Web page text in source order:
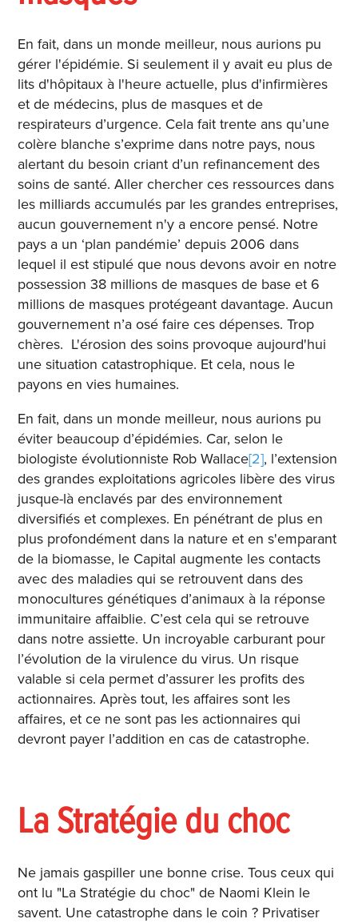
En fait, dans un monde meilleur, nous aurions pu
gérer l'épidémie. Si seulement il y avait eu plus de
lits d'hôpitaux à l'heure actuelle, plus d'infirmières
et de médecins, plus de masques et de
respirateurs d’urgence. Cela fait trente ans qu’une
colère blanche s’exprime dans notre pays, nous
alertant du besoin criant d’un refinancement des
soins de santé. Aller chercher ces ressources dans
les milliards accumulés par les grandes entreprises,
aucun gouvernement n'y a encore pensé. Notre
pays a un ‘plan pandémie’ depuis 2006 dans
lequel il est stipulé que nous devons avoir en notre
possession 38 millions de masques de base et 6
millions de masques protégeant davantage. Aucun
gouvernement n’a osé faire ces dépenses. Trop
chères. L'érosion des soins provoque aujourd'hui
une situation catastrophique. Et cela, nous le
payons en vies humaines.
En fait, dans un monde meilleur, nous aurions pu
éviter beaucoup d’épidémies. Car, selon le
biologiste évolutionniste Rob Wallace[2], l’extension
des grandes exploitations agricoles libère des virus
jusque-là enclavés par des environnement
diversifiés et complexes. En pénétrant de plus en
plus profondément dans la nature et en s'emparant
de la biomasse, le Capital augmente les contacts
avec des maladies qui se retrouvent dans des
monocultures génétiques d’animaux à la réponse
immunitaire affaiblie. C’est cela qui se retrouve
dans notre assiette. Un incroyable carburant pour
l’évolution de la virulence du virus. Un risque
valable si cela permet d’assurer les profits des
actionnaires. Après tout, les affaires sont les
affaires, et ce ne sont pas les actionnaires qui
devront payer l’addition en cas de catastrophe.
La Stratégie du choc
Ne jamais gaspiller une bonne crise. Tous ceux qui
ont lu "La Stratégie du choc" de Naomi Klein le
savent. Une catastrophe dans le coin ? Privatiser